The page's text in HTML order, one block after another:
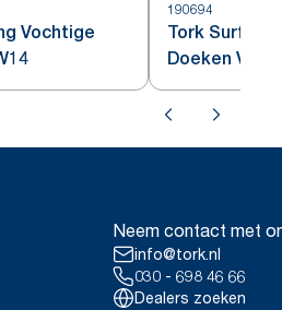
Vochtige
190694
Tork Surface
Doeken
Neem contact met
info@tork.nl
030 - 698 46 66
Dealers zoeken